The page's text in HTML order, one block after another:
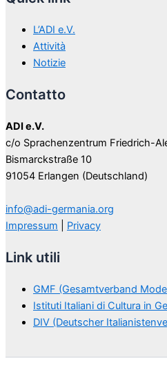
L’ADI e.V.
Attività
Notizie
Contatto
ADI e.V.
c/o Sprachenzentrum Friedrich-
Bismarckstraße 10
91054 Erlangen (Deutschland)
info@adi-germania.org
Impressum
Privacy
Link utili
GMF (Gesamtverband
Istituti Italiani di Cultura in
DIV (Deutscher